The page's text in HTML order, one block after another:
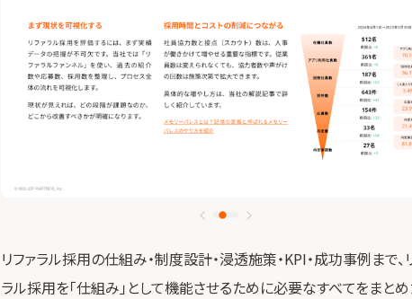
リファラル採用の仕組み・制度設計・浸透施策・KPI・成功事例まで、
ラル採用を「仕組み」として機能させるために必要なすべてをまと